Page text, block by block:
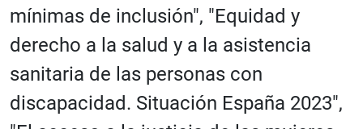
mínimas de inclusión", "Equidad y
derecho a la salud y a la asistencia
sanitaria de las personas con
discapacidad. Situación España 2023",